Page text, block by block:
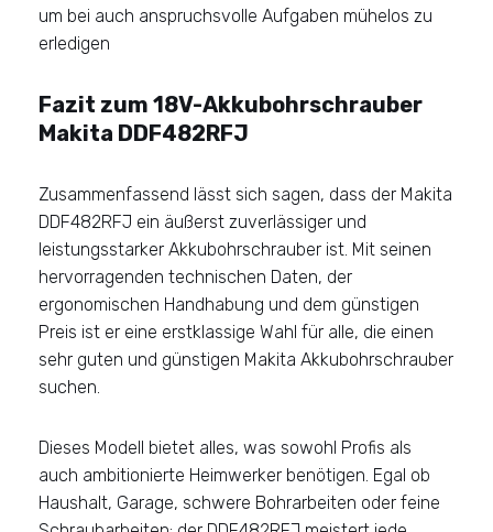
um bei auch anspruchsvolle Aufgaben mühelos zu
erledigen
Fazit zum 18V-Akkubohrschrauber
Makita DDF482RFJ
Zusammenfassend lässt sich sagen, dass der Makita
DDF482RFJ ein äußerst zuverlässiger und
leistungsstarker Akkubohrschrauber ist. Mit seinen
hervorragenden technischen Daten, der
ergonomischen Handhabung und dem günstigen
Preis ist er eine erstklassige Wahl für alle, die einen
sehr guten und günstigen Makita Akkubohrschrauber
suchen.
Dieses Modell bietet alles, was sowohl Profis als
auch ambitionierte Heimwerker benötigen. Egal ob
Haushalt, Garage, schwere Bohrarbeiten oder feine